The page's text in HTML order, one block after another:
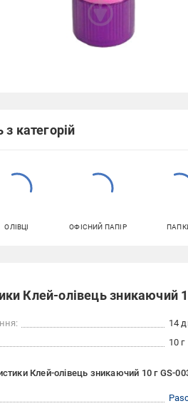
категорій
ОЛІВЦІ ОФІСНИЙ ПАПІР
Клей-олівець зникаючий
14
10 г
Клей-олівець зникаючий 10 г GS-